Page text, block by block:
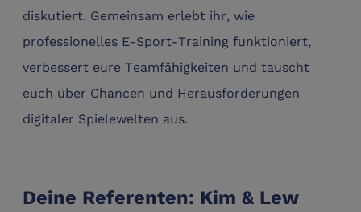
diskutiert. Gemeinsam erlebt ihr, wie
professionelles E-Sport-Training funktioniert,
verbessert eure Teamfähigkeiten und tauscht
euch über Chancen und Herausforderungen
digitaler Spielewelten aus.
Deine Referenten: Kim & Lew